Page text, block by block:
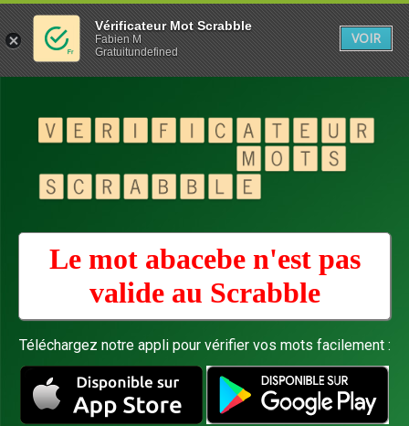
Le mot abacebe n'est pas
valide au Scrabble
Téléchargez notre appli pour vérifier vos mots facilement :
Vérificateur Mot Scrabble
Fabien M
Gratuitundefined
VOIR